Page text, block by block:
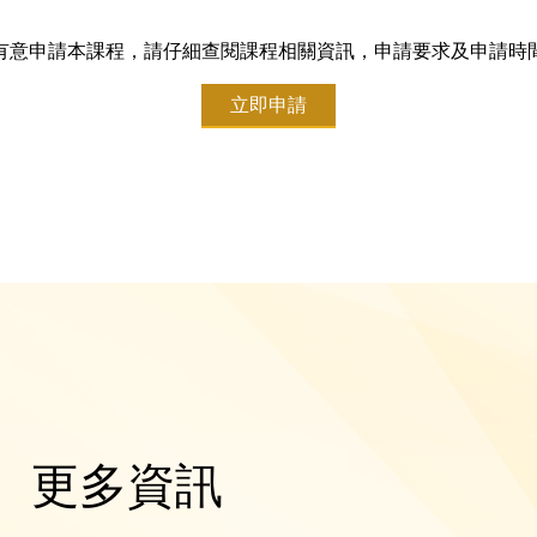
意申請本課程，請仔細查閱課程相關資訊，申請要求及申請時
立即申請
更多資訊